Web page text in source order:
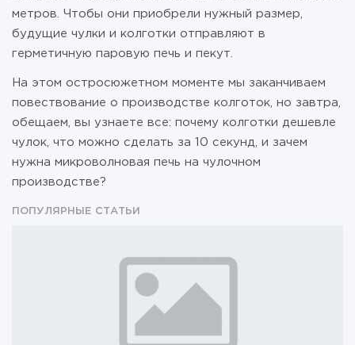
метров. Чтобы они приобрели нужный размер,
будущие чулки и колготки отправляют в
герметичную паровую печь и пекут.
На этом остросюжетном моменте мы заканчиваем
повествование о производстве колготок, но завтра,
обещаем, вы узнаете все: почему колготки дешевле
чулок, что можно сделать за 10 секунд, и зачем
нужна микроволновая печь на чулочном
производстве?
ПОПУЛЯРНЫЕ СТАТЬИ